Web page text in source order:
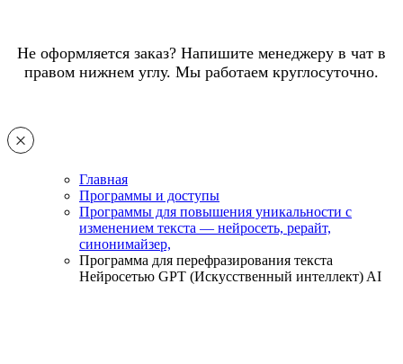
Не оформляется заказ? Напишите менеджеру в чат в
правом нижнем углу. Мы работаем круглосуточно.
Главная
Программы и доступы
Программы для повышения уникальности с
изменением текста — нейросеть, рерайт,
синонимайзер,
Программа для перефразирования текста
Нейросетью GPT (Искусственный интеллект) AI